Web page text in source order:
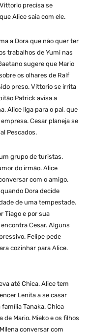
precisa se
Alice saia com ele.
a Dora que não quer ter
trabalhos de Yumi nas
sugere que Mario
os olhares de Ralf
preso. Vittorio se irrita
Patrick avisa a
Alice liga para o pai, que
Cesar planeja se
Pescados.
grupo de turistas.
do irmão. Alice
com o amigo.
Dora decide
de uma tempestade.
Tiago e por sua
Cesar. Alguns
Felipe pede
cozinhar para Alice.
até Chica. Alice tem
Lenita a se casar
Tanaka. Chica
Mario. Mieko e os filhos
conversar com